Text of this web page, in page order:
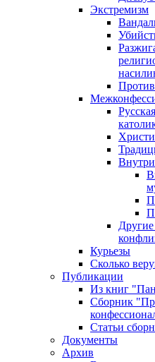
Экстремизм
Курьезы
Сколько
Публикации
Из книг
Сборник
Статьи
Документы
Архив